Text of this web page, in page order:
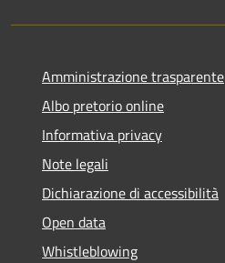
Amministrazione trasparente
Albo pretorio online
Informativa privacy
Note legali
Dichiarazione di accessibilità
Open data
Whistleblowing